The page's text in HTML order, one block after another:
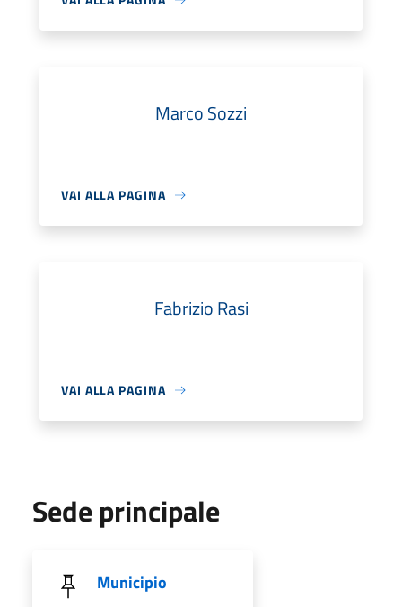
Marco Sozzi
VAI ALLA PAGINA
Fabrizio Rasi
VAI ALLA PAGINA
Sede principale
Municipio